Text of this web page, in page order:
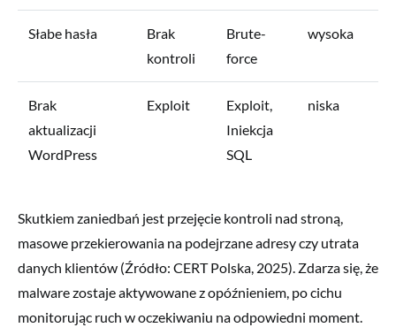
Słabe hasła
Brak
kontroli
Brute-
force
wysoka
Brak
aktualizacji
WordPress
Exploit
Exploit,
Iniekcja
SQL
niska
Skutkiem zaniedbań jest przejęcie kontroli nad stroną,
masowe przekierowania na podejrzane adresy czy utrata
danych klientów (Źródło: CERT Polska, 2025). Zdarza się, że
malware zostaje aktywowane z opóźnieniem, po cichu
monitorując ruch w oczekiwaniu na odpowiedni moment.